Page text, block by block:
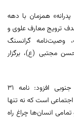
همزمان با دهه
ترویج معارف علوی و
نامه ۳۱ نهج‌البلاغه، وصیت‌نامه گرانسنگ
مجتبی (ع)، برگزار
رئیس اداره امور قرآنی تبلیغات اسلامی خراسان جنوبی افزود: نامه ۳۱
اجتماعی است که نه تنها
انسان‌ها چراغ راه